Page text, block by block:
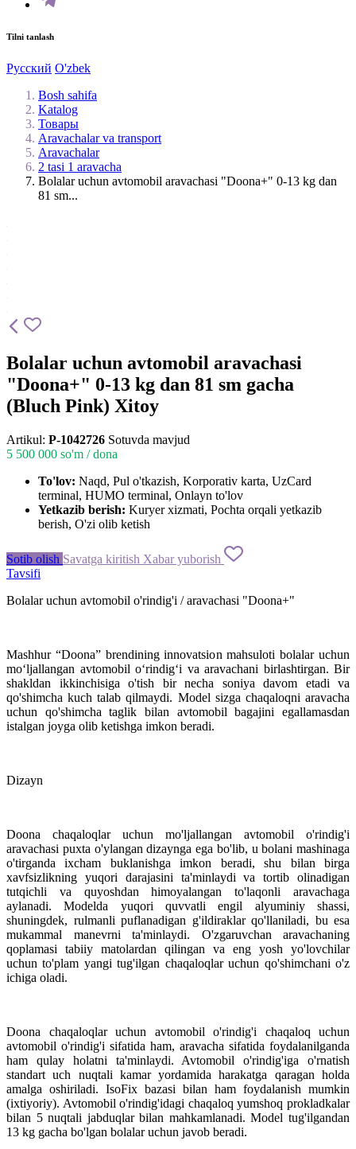
Tilni tanlash
Русский O'zbek
Bosh sahifa
Katalog
Товары
Aravachalar va transport
Aravachalar
2 tasi 1 aravacha
Bolalar uchun avtomobil aravachasi "Doona+" 0-13 kg dan
81 sm...
Bolalar uchun avtomobil aravachasi
"Doona+" 0-13 kg dan 81 sm gacha
(Bluch Pink) Xitoy
Artikul: P-1042726 Sotuvda mavjud
5 500 000 so'm / dona
To'lov: Naqd, Pul o'tkazish, Korporativ karta, UzCard
terminal, HUMO terminal, Onlayn to'lov
Yetkazib berish: Kuryer xizmati, Pochta orqali yetkazib
berish, O'zi olib ketish
Sotib olish Savatga kiritish Xabar yuborish
Tavsifi
Bolalar uchun avtomobil o'rindig'i / aravachasi "Doona+"
Mashhur “Doona” brendining innovatsion mahsuloti bolalar uchun
mo‘ljallangan avtomobil o‘rindig‘i va aravachani birlashtirgan. Bir
shakldan ikkinchisiga o'tish bir necha soniya davom etadi va
qo'shimcha kuch talab qilmaydi. Model sizga chaqaloqni aravacha
uchun qo'shimcha taglik bilan avtomobil bagajini egallamasdan
istalgan joyga olib ketishga imkon beradi.
Dizayn
Doona chaqaloqlar uchun mo'ljallangan avtomobil o'rindig'i
aravachasi puxta o'ylangan dizaynga ega bo'lib, u bolani mashinaga
o'tirganda ixcham buklanishga imkon beradi, shu bilan birga
xavfsizlikning yuqori darajasini ta'minlaydi va tortib olinadigan
tutqichli va quyoshdan himoyalangan to'laqonli aravachaga
aylanadi. Modelda yuqori quvvatli engil alyuminiy shassi,
shuningdek, rulmanli puflanadigan g'ildiraklar qo'llaniladi, bu esa
mukammal manevrni ta'minlaydi. O'zgaruvchan aravachaning
qoplamasi tabiiy matolardan qilingan va eng yosh yo'lovchilar
uchun to'plam yangi tug'ilgan chaqaloqlar uchun qo'shimchani o'z
ichiga oladi.
Doona chaqaloqlar uchun avtomobil o'rindig'i chaqaloq uchun
avtomobil o'rindig'i sifatida ham, aravacha sifatida foydalanilganda
ham qulay holatni ta'minlaydi. Avtomobil o'rindig'iga o'rnatish
standart uch nuqtali kamar yordamida harakatga qaragan holda
amalga oshiriladi. IsoFix bazasi bilan ham foydalanish mumkin
(ixtiyoriy). Avtomobil o'rindig'idagi chaqaloq yumshoq prokladkalar
bilan 5 nuqtali jabduqlar bilan mahkamlanadi. Model tug'ilgandan
13 kg gacha bo'lgan bolalar uchun javob beradi.